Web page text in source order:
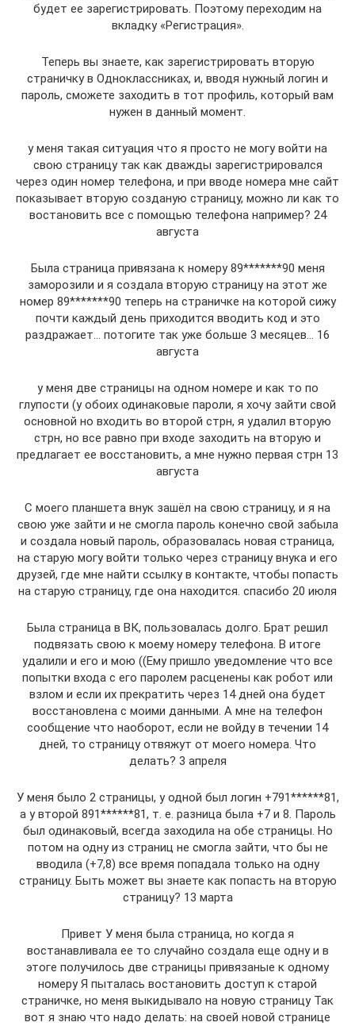
будет ее зарегистрировать. Поэтому переходим на
вкладку «Регистрация».
Теперь вы знаете, как зарегистрировать вторую
страничку в Одноклассниках, и, вводя нужный логин и
пароль, сможете заходить в тот профиль, который вам
нужен в данный момент.
у меня такая ситуация что я просто не могу войти на
свою страницу так как дважды зарегистрировался
через один номер телефона, и при вводе номера мне сайт
показывает вторую созданую страницу, можно ли как то
востановить все с помощью телефона например? 24
августа
Была страница привязана к номеру 89*******90 меня
заморозили и я создала вторую страницу на этот же
номер 89*******90 теперь на страничке на которой сижу
почти каждый день приходится вводить код и это
раздражает… потогите так уже больше 3 месяцев… 16
августа
у меня две страницы на одном номере и как то по
глупости (у обоих одинаковые пароли, я хочу зайти свой
основной но входить во второй стрн, я удалил вторую
стрн, но все равно при входе заходить на вторую и
предлагает ее восстановить, а мне нужно первая стрн 13
августа
С моего планшета внук зашёл на свою страницу, и я на
свою уже зайти и не смогла пароль конечно свой забыла
и создала новый пароль, образовалась новая страница,
на старую могу войти только через страницу внука и его
друзей, где мне найти ссылку в контакте, чтобы попасть
на старую страницу, где она находится. спасибо 20 июля
Была страница в ВК, пользовалась долго. Брат решил
подвязать свою к моему номеру телефона. В итоге
удалили и его и мою ((Ему пришло уведомление что все
попытки входа с его паролем расценены как робот или
взлом и если их прекратить через 14 дней она будет
восстановлена с моими данными. А мне на телефон
сообщение что наоборот, если не войду в течении 14
дней, то страницу отвяжут от моего номера. Что
делать? 3 апреля
У меня было 2 страницы, у одной был логин +791******81,
а у второй 891******81, т. е. разница была +7 и 8. Пароль
был одинаковый, всегда заходила на обе страницы. Но
потом на одну из страниц не смогла зайти, что бы не
вводила (+7,8) все время попадала только на одну
страницу. Быть может вы знаете как попасть на вторую
страницу? 13 марта
Привет У меня была страница, но когда я
востанавливала ее то случайно создала еще одну и в
этоге получилось две страницы привязаные к одному
номеру Я пыталась востановить доступ к старой
страничке, но меня выкидывало на новую страницу Так
вот я знаю что надо делать: на своей новой странице